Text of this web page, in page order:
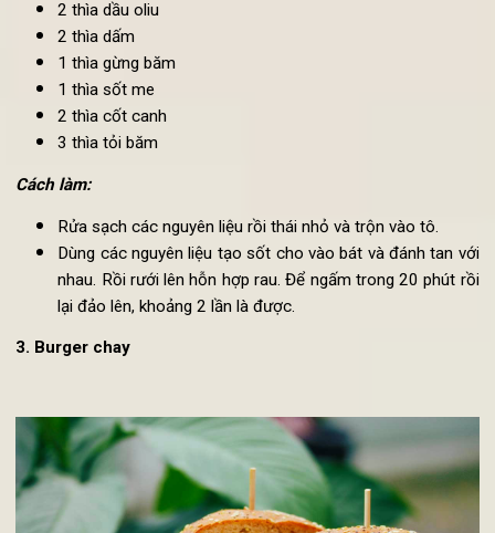
Vài quả cà chua bi
1 quả bơ gọt vỏ, bỏ hạt, thái miếng nhỏ
1 củ hành tây thái lát
Lá mùi thái nhỏ
Vài lá húng quế
2 thìa dấm
1 thìa gừng băm
1 thìa sốt me
2 thìa cốt canh
3 thìa tỏi băm
Rửa sạch các nguyên liệu rồi thái nhỏ và trộn vào tô.
Dùng các nguyên liệu tạo sốt cho vào bát và đánh tan
nhau. Rồi rưới lên hỗn hợp rau. Để ngấm trong 20 phút
lại đảo lên, khoảng 2 lần là được.